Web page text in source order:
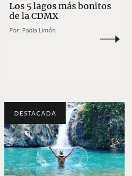
Los 5 lagos más bonitos
de la CDMX
Por: Paola Limón
DESTACADA